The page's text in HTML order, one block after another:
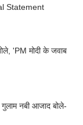
Statement
'PM मोदी के जवाब
नबी आजाद बोले-